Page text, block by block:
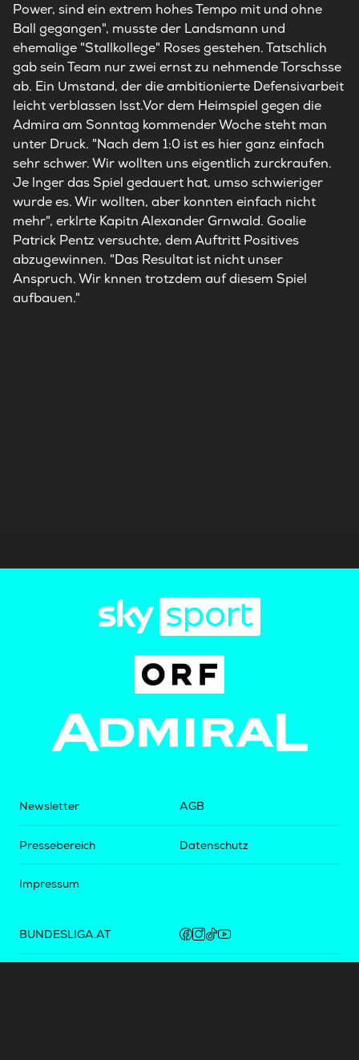
Power, sind ein extrem hohes Tempo mit und ohne
Ball gegangen", musste der Landsmann und
ehemalige "Stallkollege" Roses gestehen. Tatschlich
gab sein Team nur zwei ernst zu nehmende Torschsse
ab. Ein Umstand, der die ambitionierte Defensivarbeit
leicht verblassen lsst.Vor dem Heimspiel gegen die
Admira am Sonntag kommender Woche steht man
unter Druck. "Nach dem 1:0 ist es hier ganz einfach
sehr schwer. Wir wollten uns eigentlich zurckraufen.
Je lnger das Spiel gedauert hat, umso schwieriger
wurde es. Wir wollten, aber konnten einfach nicht
mehr", erklrte Kapitn Alexander Grnwald. Goalie
Patrick Pentz versuchte, dem Auftritt Positives
abzugewinnen. "Das Resultat ist nicht unser
Anspruch. Wir knnen trotzdem auf diesem Spiel
aufbauen."
Newsletter
Pressebereich
Impressum
AGB
Datenschutz
BUNDESLIGA.AT